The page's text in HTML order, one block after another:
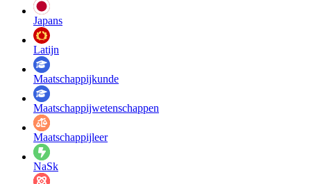
Japans
Latijn
Maatschappij­kunde
Maatschappij­wetenschappen
Maatschappijleer
NaSk